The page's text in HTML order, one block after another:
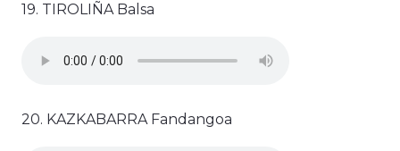
19. TIROLIÑA Balsa
20. KAZKABARRA Fandangoa